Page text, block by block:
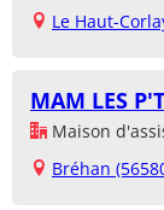
Le Haut-
MAM LES
Maison
Bréhan